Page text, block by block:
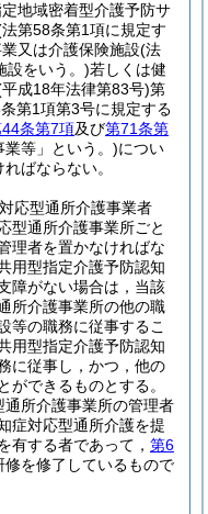
定地域密着型介護予防サ
第58条第1項に規定す
又は介護保険施設(法
設をいう。)若しくは健
成18年法律第83号)第
第1項第3号に規定する
条第7項及び第71条第
業等」という。)につい
ばならない。
応型通所介護事業者
型通所介護事業所ごと
理者を置かなければな
用型指定介護予防認知
障がない場合は，当該
所介護事業所の他の職
等の職務に従事するこ
用型指定介護予防認知
に従事し，かつ，他の
ができるものとする。
所介護事業所の管理者
症対応型通所介護を提
有する者であって， 第6
を修了しているもので